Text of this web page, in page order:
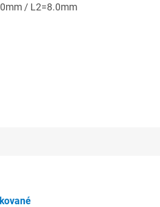
/ L2=8.0mm